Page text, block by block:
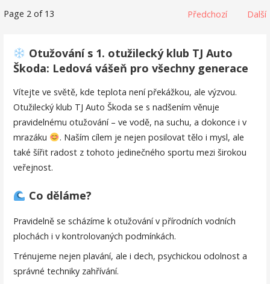
Příspěvek
navigation
Page 2 of 13 Předchozí Další
Otužování s 1. otužilecký klub TJ Auto
Škoda: Ledová vášeň pro všechny generace
Vítejte ve světě, kde teplota není překážkou, ale výzvou.
Otužilecký klub TJ Auto Škoda se s nadšením věnuje
pravidelnému otužování – ve vodě, na suchu, a dokonce i v
mrazáku
. Naším cílem je nejen posilovat tělo i mysl, ale
také šířit radost z tohoto jedinečného sportu mezi širokou
veřejnost.
Co děláme?
Pravidelně se scházíme k otužování v přírodních vodních
plochách i v kontrolovaných podmínkách.
Trénujeme nejen plavání, ale i dech, psychickou odolnost a
správné techniky zahřívání.